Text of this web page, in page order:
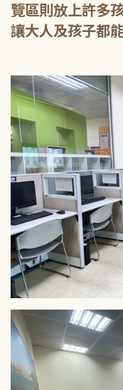
覽區則放上許多
讓大人及孩子都